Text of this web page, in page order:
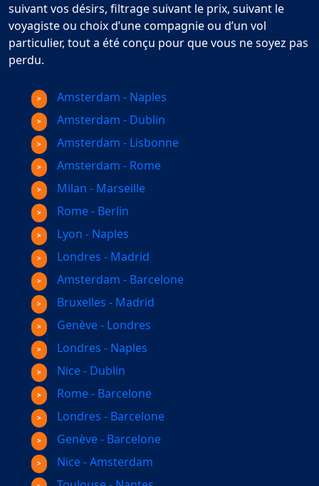
suivant vos désirs, filtrage suivant le prix, suivant le
voyagiste ou choix d’une compagnie ou d’un vol
particulier, tout a été conçu pour que vous ne soyez pas
perdu.
Amsterdam - Naples
Amsterdam - Dublin
Amsterdam - Lisbonne
Amsterdam - Rome
Milan - Marseille
Rome - Berlin
Lyon - Naples
Londres - Madrid
Amsterdam - Barcelone
Bruxelles - Madrid
Genève - Londres
Londres - Naples
Nice - Dublin
Rome - Barcelone
Londres - Barcelone
Genève - Barcelone
Nice - Amsterdam